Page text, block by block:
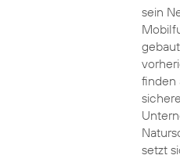
sein
finden
setzt